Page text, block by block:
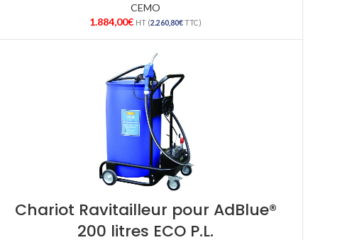
CEMO
1.884,00€ HT (2.260,80€TTC)
Chariot Ravitailleur pour AdBlue®
200 litres ECO P.L.